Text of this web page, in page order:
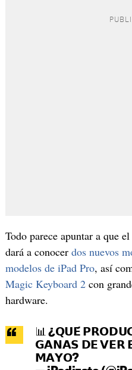
Todo parece apuntar a que
dará a conocer dos nuevos
modelos de iPad Pro, así
Magic Keyboard 2con
hardware.
📊 ¿𝗤𝗨𝗘́
𝗚𝗔𝗡𝗔𝗦 𝗗𝗘 𝗩𝗘𝗥
𝗠𝗔𝗬𝗢?